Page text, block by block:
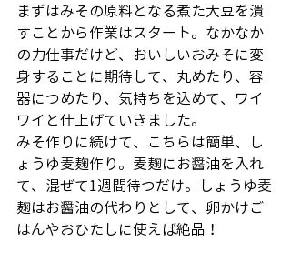
まずはみその原料となる煮た大豆を潰
すことから作業はスタート。なかなか
の力仕事だけど、おいしいおみそに変
身することに期待して、丸めたり、容
器につめたり、気持ちを込めて、ワイ
ワイと仕上げていきました。
みそ作りに続けて、こちらは簡単、し
ょうゆ麦麹作り。麦麹にお醤油を入れ
て、混ぜて1週間待つだけ。しょうゆ麦
麹はお醤油の代わりとして、卵かけご
はんやおひたしに使えば絶品！